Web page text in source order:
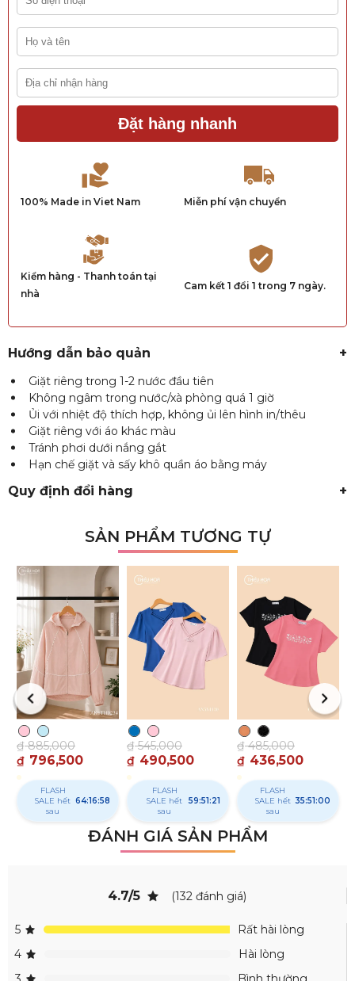
Đặt hàng nhanh
100% Made in Viet Nam Miễn phí vận chuyển
Kiểm hàng - Thanh toán tại
nhà
Cam kết 1 đổi 1 trong 7 ngày.
Hướng dẫn bảo quản +
Giặt riêng trong 1-2 nước đầu tiên
Không ngâm trong nước/xà phòng quá 1 giờ
Ủi với nhiệt độ thích hợp, không ủi lên hình in/thêu
Giặt riêng với áo khác màu
Tránh phơi dưới nắng gắt
Hạn chế giặt và sấy khô quần áo bằng máy
Quy định đổi hàng +
SẢN PHẨM TƯƠNG TỰ
₫ 796,500
₫885,000
FLASH
SALE hết
sau
64:16:57
₫ 490,500
₫545,000
FLASH
SALE hết
sau
59:51:20
₫ 436,500
₫485,000
FLASH
SALE hết
sau
35:50:59
ĐÁNH GIÁ SẢN PHẨM
(132 đánh giá)
4.7/5
5
Rất hài lòng
4
Hài lòng